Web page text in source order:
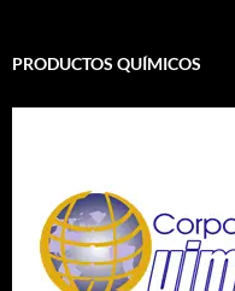
PRODUCTOS QUÍMICOS